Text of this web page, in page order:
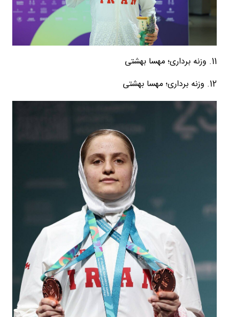
11. وزنه برداری؛ مهسا بهشتی
12. وزنه برداری؛ مهسا بهشتی